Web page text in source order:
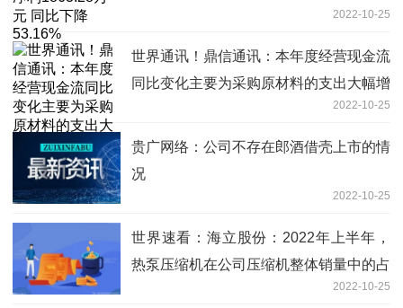
2022-10-25
世界通讯！鼎信通讯：本年度经营现金流
同比变化主要为采购原材料的支出大幅增
加，包含预付款同比增加6.4亿元2022-10-25
贵广网络：公司不存在郎酒借壳上市的情
况
2022-10-25
世界速看：海立股份：2022年上半年，
热泵压缩机在公司压缩机整体销量中的占
2022-10-25